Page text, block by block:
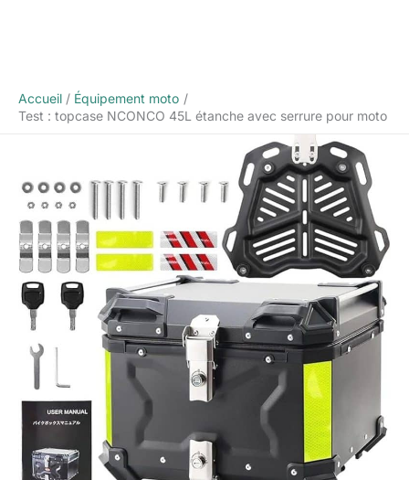
Accueil
Équipement moto
Test : topcase NCONCO 45L étanche avec serrure pour moto